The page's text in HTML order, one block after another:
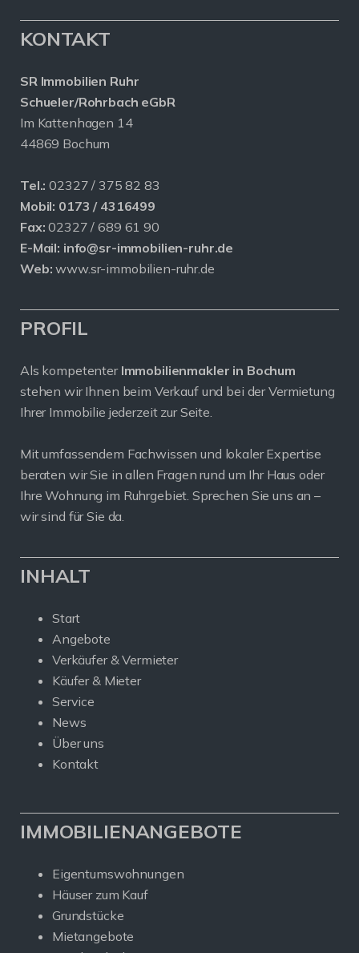
KONTAKT
SR Immobilien Ruhr
Schueler/Rohrbach eGbR
Im Kattenhagen 14
44869 Bochum
Tel.: 02327 / 375 82 83
Mobil: 0173 / 4316499
Fax: 02327 / 689 61 90
E-Mail: info@sr-immobilien-ruhr.de
Web: www.sr-immobilien-ruhr.de
PROFIL
Als kompetenter Immobilienmakler in Bochum
stehen wir Ihnen beim Verkauf und bei der Vermietung
Ihrer Immobilie jederzeit zur Seite.
Mit umfassendem Fachwissen und lokaler Expertise
beraten wir Sie in allen Fragen rund um Ihr Haus oder
Ihre Wohnung im Ruhrgebiet. Sprechen Sie uns an –
wir sind für Sie da.
INHALT
Start
Angebote
Verkäufer & Vermieter
Käufer & Mieter
Service
News
Über uns
Kontakt
IMMOBILIENANGEBOTE
Eigentumswohnungen
Häuser zum Kauf
Grundstücke
Mietangebote